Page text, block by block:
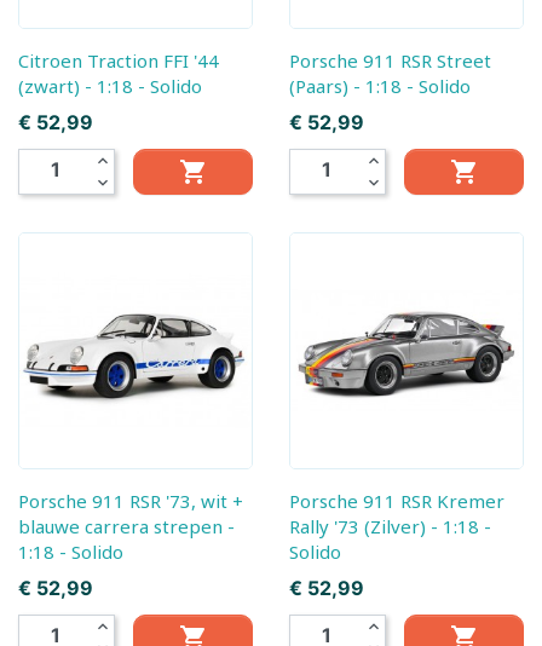
Citroen Traction FFI '44
(zwart) - 1:18 - Solido
Prijs
€ 52,99
expand_less
expand_more

Porsche 911 RSR Street
(Paars) - 1:18 - Solido
Prijs
€ 52,99
expand_less
expand_more

Porsche 911 RSR '73, wit +
blauwe carrera strepen -
1:18 - Solido
Prijs
€ 52,99
expand_less

Porsche 911 RSR Kremer
Rally '73 (Zilver) - 1:18 -
Solido
Prijs
€ 52,99
expand_less
